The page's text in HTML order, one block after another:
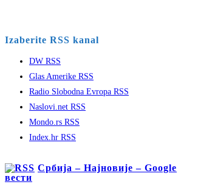
Izaberite RSS kanal
DW RSS
Glas Amerike RSS
Radio Slobodna Evropa RSS
Naslovi.net RSS
Mondo.rs RSS
Index.hr RSS
Србија – Најновије – Google
вести